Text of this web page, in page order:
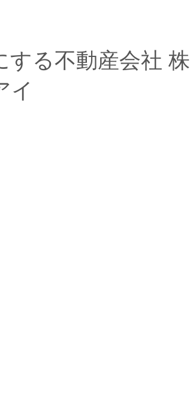
する不動産会社 株
イ